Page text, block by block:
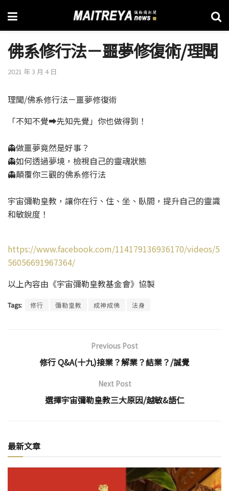
佛系修行法－噩夢修復術/理聞
2021 年 3 月 4 日
理聞/佛系修行法－噩夢修復術
「不知不覺➡️先知先覺」你也做得到！
👻做噩夢竟然是好事？
👻如何透過夢境，檢視自己的靈魂狀態
👻顛覆你三觀的佛系修行法
宇宙彌勒皇教，讓你在行、住、坐、臥間，提升自己的靈識
和敏銳度！
https://www.facebook.com/114179136936170/videos/5
56056691967364/
以上內容由《宇宙彌勒皇教基金會》協製
Tags: 修行 彌勒皇教 成神成佛 法身
Previous Post
修行 Q&A(十九)接業？解業？結業？/誠覺
Next Post
選擇宇宙彌勒皇教三大原因/越敏&語仁
最新文章